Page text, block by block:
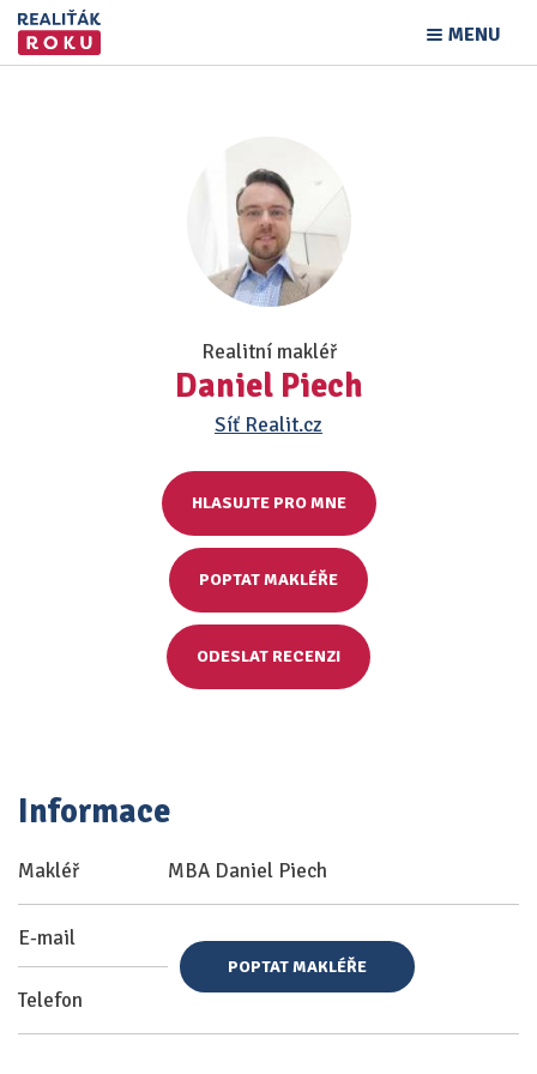
MENU
Realitní makléř
Daniel Piech
Síť Realit.cz
HLASUJTE PRO MNE
POPTAT MAKLÉŘE
ODESLAT RECENZI
Informace
Makléř MBA Daniel Piech
E-mail
Telefon
POPTAT MAKLÉŘE